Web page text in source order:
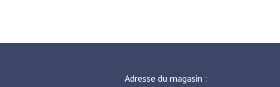
Adresse du magasin :